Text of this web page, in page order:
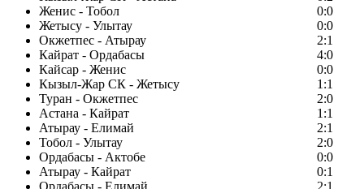
Женис - Тобол
0:0
Жетысу - Улытау
0:0
Окжетпес - Атырау
2:1
Кайрат - Ордабасы
4:0
Кайсар - Женис
0:0
Кызыл-Жар СК - Жетысу
1:1
Туран - Окжетпес
2:0
Астана - Кайрат
1:1
Атырау - Елимай
2:1
Тобол - Улытау
2:0
Ордабасы - Актобе
0:0
Атырау - Кайрат
0:1